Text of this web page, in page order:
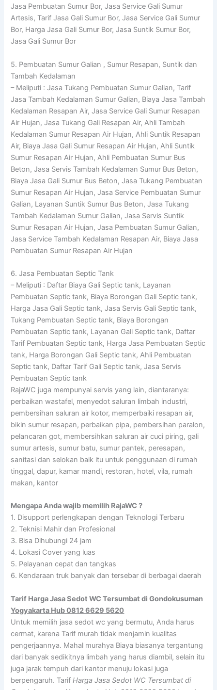
Jasa Pembuatan Sumur Bor, Jasa Service Gali Sumur
Artesis, Tarif Jasa Gali Sumur Bor, Jasa Service Gali Sumur
Bor, Harga Jasa Gali Sumur Bor, Jasa Suntik Sumur Bor,
Jasa Gali Sumur Bor
5. Pembuatan Sumur Galian , Sumur Resapan, Suntik dan
Tambah Kedalaman
– Meliputi : Jasa Tukang Pembuatan Sumur Galian, Tarif
Jasa Tambah Kedalaman Sumur Galian, Biaya Jasa Tambah
Kedalaman Resapan Air, Jasa Service Gali Sumur Resapan
Air Hujan, Jasa Tukang Gali Resapan Air, Ahli Tambah
Kedalaman Sumur Resapan Air Hujan, Ahli Suntik Resapan
Air, Biaya Jasa Gali Sumur Resapan Air Hujan, Ahli Suntik
Sumur Resapan Air Hujan, Ahli Pembuatan Sumur Bus
Beton, Jasa Servis Tambah Kedalaman Sumur Bus Beton,
Biaya Jasa Gali Sumur Bus Beton, Jasa Tukang Pembuatan
Sumur Resapan Air Hujan, Jasa Service Pembuatan Sumur
Galian, Layanan Suntik Sumur Bus Beton, Jasa Tukang
Tambah Kedalaman Sumur Galian, Jasa Servis Suntik
Sumur Resapan Air Hujan, Jasa Pembuatan Sumur Galian,
Jasa Service Tambah Kedalaman Resapan Air, Biaya Jasa
Pembuatan Sumur Resapan Air Hujan
6. Jasa Pembuatan Septic Tank
– Meliputi : Daftar Biaya Gali Septic tank, Layanan
Pembuatan Septic tank, Biaya Borongan Gali Septic tank,
Harga Jasa Gali Septic tank, Jasa Servis Gali Septic tank,
Tukang Pembuatan Septic tank, Biaya Borongan
Pembuatan Septic tank, Layanan Gali Septic tank, Daftar
Tarif Pembuatan Septic tank, Harga Jasa Pembuatan Septic
tank, Harga Borongan Gali Septic tank, Ahli Pembuatan
Septic tank, Daftar Tarif Gali Septic tank, Jasa Servis
Pembuatan Septic tank
RajaWC juga mempunyai servis yang lain, diantaranya:
perbaikan wastafel, menyedot saluran limbah industri,
pembersihan saluran air kotor, memperbaiki resapan air,
bikin sumur resapan, perbaikan pipa, pembersihan paralon,
pelancaran got, membersihkan saluran air cuci piring, gali
sumur artesis, sumur batu, sumur pantek, peresapan,
sanitasi dan selokan baik itu untuk penggunaan di rumah
tinggal, dapur, kamar mandi, restoran, hotel, vila, rumah
makan, kantor
Mengapa Anda wajib memilih RajaWC ?
1. Disupport perlengkapan dengan Teknologi Terbaru
2. Teknisi Mahir dan Profesional
3. Bisa Dihubungi 24 jam
4. Lokasi Cover yang luas
5. Pelayanan cepat dan tangkas
6. Kendaraan truk banyak dan tersebar di berbagai daerah
Tarif Harga Jasa Sedot WC Tersumbat di Gondokusuman
Yogyakarta Hub 0812 6629 5620
Untuk memilih jasa sedot wc yang bermutu, Anda harus
cermat, karena Tarif murah tidak menjamin kualitas
pengerjaannya. Mahal murahya Biaya biasanya tergantung
dari banyak sedikitnya limbah yang harus diambil, selain itu
juga jarak tempuh dari kantor menuju lokasi juga
berpengaruh. TarifHarga Jasa Sedot WC Tersumbat di